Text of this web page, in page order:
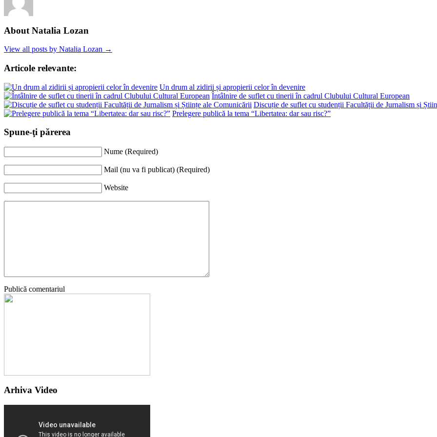
About Natalia Lozan
View all posts by Natalia Lozan →
Articole relevante:
Un drum al zidirii și apropierii celor în devenire
Întâlnire de suflet cu tinerii în cadrul Clubului Cultural European
Discuție de suflet cu studenții Facultății de Jurnalism și
Prelegere publică la tema “Libertatea: dar sau risc?”
Spune-ţi părerea
Nume (Required)
Mail (nu va fi publicat) (Required)
Website
Publică comentariul
Arhiva Video